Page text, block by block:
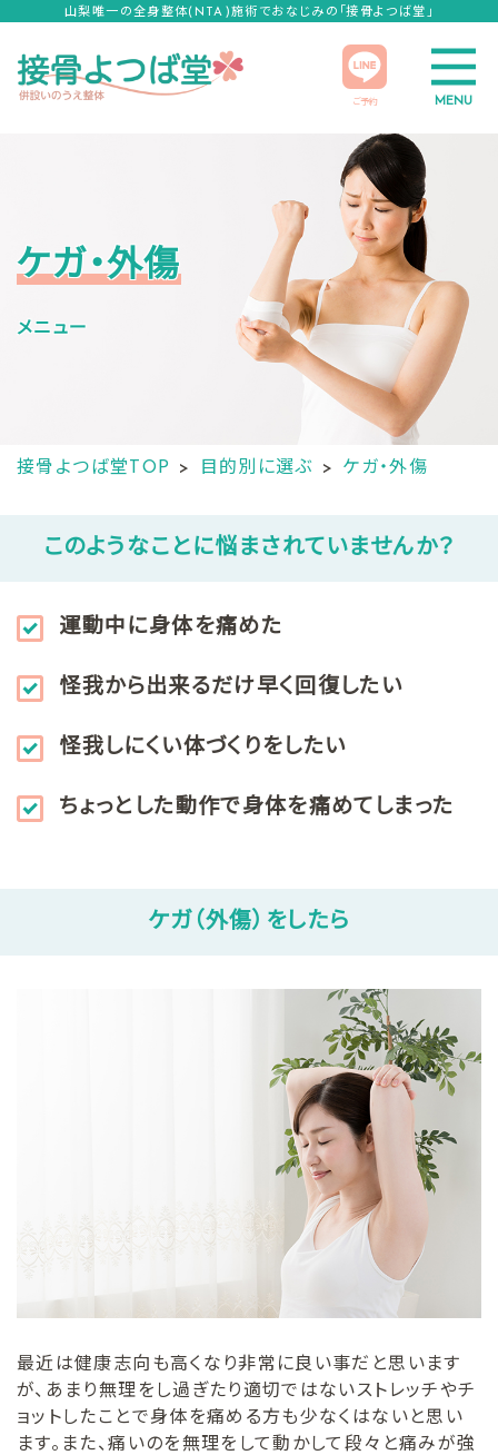
山梨唯一の全身整体(NTA)施術でおなじみの「接骨よつば堂」
ご予約 MENU
ケガ・外傷
メニュー
接骨よつば堂TOP 目的別に選ぶ ケガ・外傷
このようなことに悩まされていませんか？
運動中に身体を痛めた
怪我から出来るだけ早く回復したい
怪我しにくい体づくりをしたい
ちょっとした動作で身体を痛めてしまった
ケガ（外傷）をしたら
最近は健康志向も高くなり非常に良い事だと思います
が、あまり無理をし過ぎたり適切ではないストレッチやチ
ョットしたことで身体を痛める方も少なくはないと思い
ます。また、痛いのを無理をして動かして段々と痛みが強